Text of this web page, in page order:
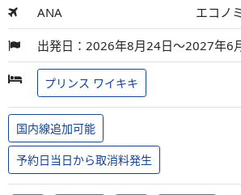
ANA エコノ
出発日：2026年8月24日～2027年6
プリンス ワイキキ
国内線追加可能
予約日当日から取消料発生